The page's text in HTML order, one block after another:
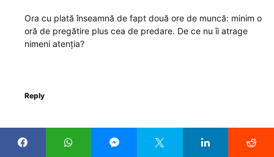
Ora cu plată înseamnă de fapt două ore de muncă: minim o
oră de pregătire plus cea de predare. De ce nu îi atrage
nimeni atenția?
Reply
kostika
spune: